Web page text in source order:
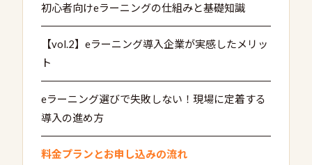
初心者向けeラーニングの仕組みと基礎知識
【vol.2】eラーニング導入企業が実感したメリッ
ト
eラーニング選びで失敗しない！現場に定着する
導入の進め方
料金プランとお申し込みの流れ